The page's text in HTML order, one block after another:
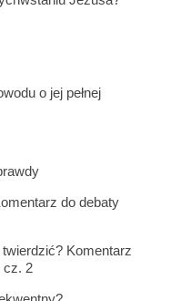
o jej pełnej
do debaty
Komentarz
cz. 2